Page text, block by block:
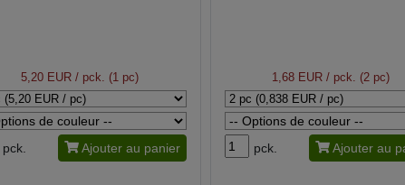
5,20 EUR / pck. (1 pc)
pck. Ajouter au panier
1,68 EUR / pck. (2 pc)
pck. Ajouter au